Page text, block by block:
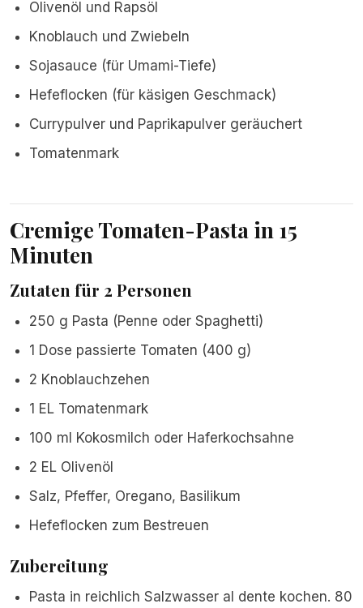
Olivenöl und Rapsöl
Knoblauch und Zwiebeln
Sojasauce (für Umami-Tiefe)
Hefeflocken (für käsigen Geschmack)
Currypulver und Paprikapulver geräuchert
Tomatenmark
Cremige Tomaten-Pasta in 15
Minuten
Zutaten für 2 Personen
250 g Pasta (Penne oder Spaghetti)
1 Dose passierte Tomaten (400 g)
2 Knoblauchzehen
1 EL Tomatenmark
100 ml Kokosmilch oder Haferkochsahne
2 EL Olivenöl
Salz, Pfeffer, Oregano, Basilikum
Hefeflocken zum Bestreuen
Zubereitung
Pasta in reichlich Salzwasser al dente kochen. 80